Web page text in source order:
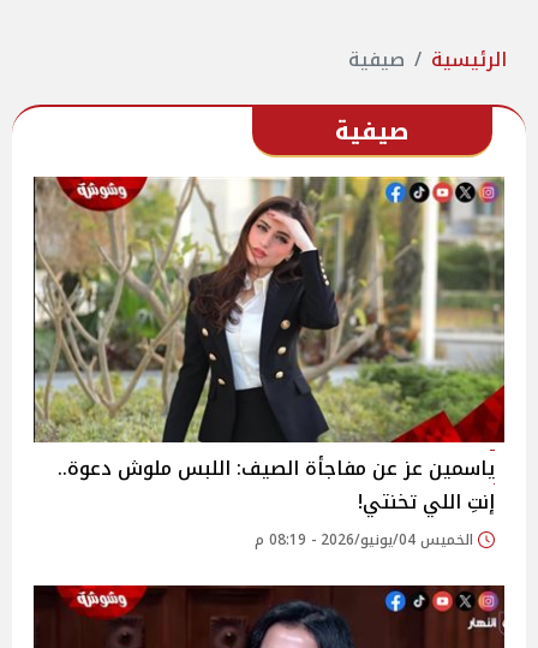
الرئيسية صيفية
صيفية
ياسمين عز عن مفاجأة الصيف: اللبس ملوش دعوة..
إنتِ اللي تخنتي!
الخميس 04/يونيو/2026 - 08:19 م